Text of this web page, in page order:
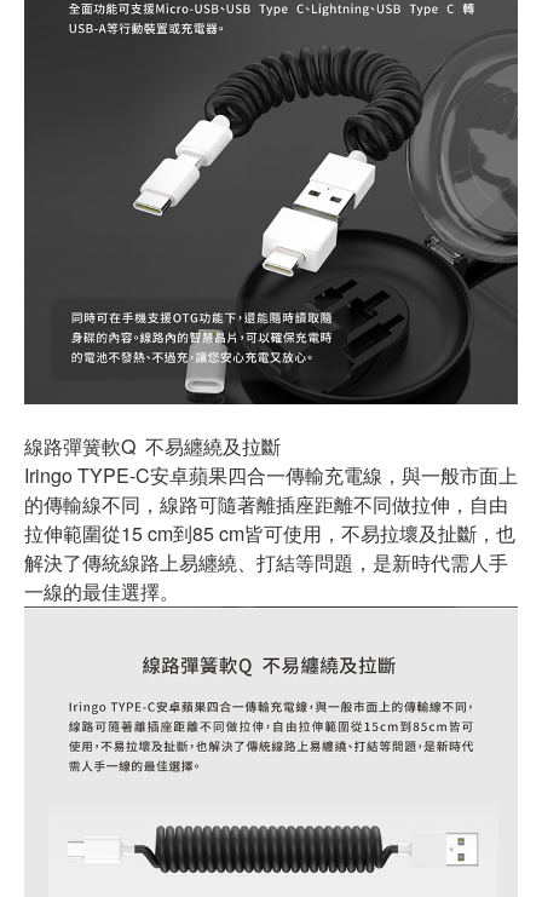
線路彈簧軟Q 不易纏繞及拉斷
Iringo TYPE-C安卓蘋果四合一傳輸充電線，與一般市面上
的傳輸線不同，線路可隨著離插座距離不同做拉伸，自由
拉伸範圍從15 cm到85 cm皆可使用，不易拉壞及扯斷，也
解決了傳統線路上易纏繞、打結等問題，是新時代需人手
一線的最佳選擇。